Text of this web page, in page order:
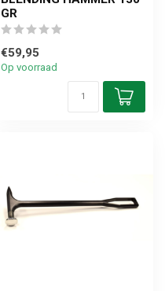
GR
€59,95
Op voorraad